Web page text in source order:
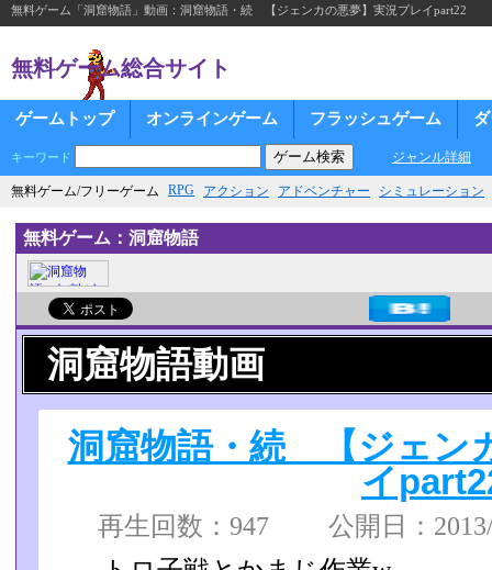
無料ゲーム「洞窟物語」動画：洞窟物語・続 【ジェンカの悪夢】実況プレイpart22
無料ゲーム総合サイト
ゲームトップ オンラインゲーム フラッシュゲーム
キーワード ジャンル詳細
無料ゲーム/フリーゲーム RPG アクション アドベンチャー シミュレーション
無料ゲーム：洞窟物語
洞窟物語動画
洞窟物語・続 【ジェン
イ
再生回数：947 公開日：